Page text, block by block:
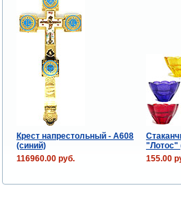
Крест напрестольный - A608
(синий)
"Лотос"
116960.00 руб.
155.00